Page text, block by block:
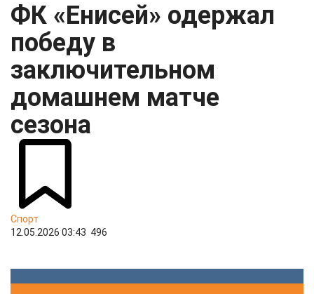
ФК «Енисей» одержал
победу в
заключительном
домашнем матче
сезона
Спорт
12.05.2026 03:43 496